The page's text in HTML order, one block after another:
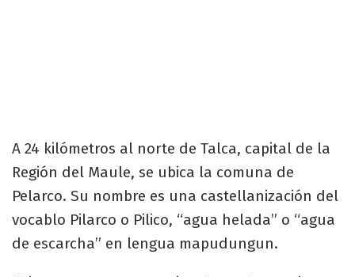
A 24 kilómetros al norte de Talca, capital de la
Región del Maule, se ubica la comuna de
Pelarco. Su nombre es una castellanización del
vocablo Pilarco o Pilico, “agua helada” o “agua
de escarcha” en lengua mapudungun.